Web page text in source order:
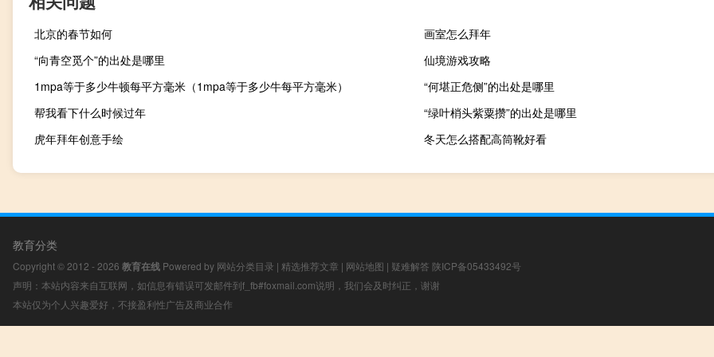
北京的春节如何
画室怎么拜年
“向青空觅个”的出处是哪里
仙境游戏攻略
1mpa等于多少牛顿每平方毫米（1mpa等于多少牛每平方毫米）
“何堪正危侧”的出处是哪里
帮我看下什么时候过年
“绿叶梢头紫粟攒”的出处是哪里
虎年拜年创意手绘
冬天怎么搭配高筒靴好看
教育分类
Copyright © 2012 - 2026 教育在线 Powered by 网站分类目录 | 精选推荐文章 | 网站地图 | 疑难解答 陕ICP备05433492号
声明：本站内容来自互联网，如信息有错误可发邮件到f_fb#foxmail.com说明，我们会及时纠正，谢谢
本站仅为个人兴趣爱好，不接盈利性广告及商业合作